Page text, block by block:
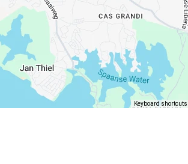
Keyboard shortcuts